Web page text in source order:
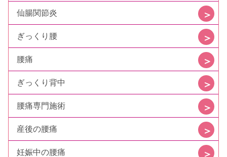
仙腸関節炎
ぎっくり腰
腰痛
ぎっくり背中
腰痛専門施術
産後の腰痛
妊娠中の腰痛